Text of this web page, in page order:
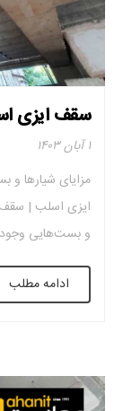
سقف ایزی
۱ آبان ۱۴۰۳
مزایای شیارها
ایزی اسلب |
و بست‌هایی وجود
سبک‌تر شده و
سقف به‌راحتی
ادامه مطلب